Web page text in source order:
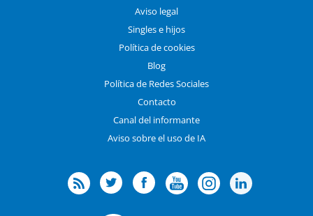
Aviso legal
Singles e hijos
Política de cookies
Blog
Política de Redes Sociales
Contacto
Canal del informante
Aviso sobre el uso de IA